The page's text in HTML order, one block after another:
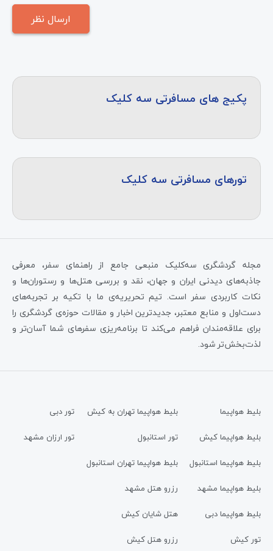
پکیج های مسافرتی سه کلیک
تورهای مسافرتی سه کلیک
مجله گردشگری سه‌کلیک منبعی جامع از راهنمای سفر، معرفی
جاذبه‌های دیدنی ایران و جهان، نقد و بررسی هتل‌ها و رستوران‌ها و
نکات کاربردی سفر است. تیم تحریریه‌ی ما با تکیه بر تجربه‌های
دست‌اول و منابع معتبر، جدیدترین اخبار و مقالات حوزه‌ی گردشگری را
برای علاقه‌مندان فراهم می‌کند تا برنامه‌ریزی سفرهای شما آسان‌تر و
لذت‌بخش‌تر شود.
بلیط هواپیما
بلیط هواپیما کیش
بلیط هواپیما استانبول
بلیط هواپیما مشهد
بلیط هواپیما دبی
تور کیش
بلیط هواپیما تهران به کیش
تور استانبول
بلیط هواپیما تهران استانبول
رزرو هتل مشهد
هتل شایان کیش
رزرو هتل کیش
تور دبی
تور ارزان مشهد